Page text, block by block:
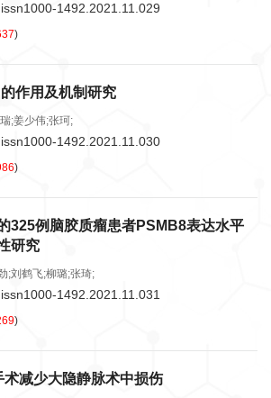
1492.2021.11.029
)
作用及机制研究
;姜少伟;张珂;
1492.2021.11.030
)
325例脑胶质瘤患者PSMB8表达水平
研究
;刘鹤飞;柳璐;张琦;
1492.2021.11.031
)
减少大隐静脉术中损伤